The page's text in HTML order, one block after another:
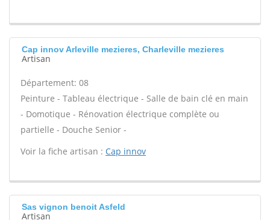
Cap innov Arleville mezieres, Charleville mezieres
Artisan
Département: 08
Peinture - Tableau électrique - Salle de bain clé en main
- Domotique - Rénovation électrique complète ou
partielle - Douche Senior -
Voir la fiche artisan : Cap innov
Sas vignon benoit Asfeld
Artisan